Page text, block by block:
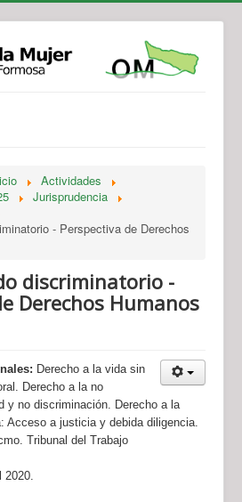
Atención
Actividades
Jurisprudencia
- Perspectiva de Derechos
discriminatorio -
Derechos Humanos
Derecho a la vida sin
Derecho a la no
y no discriminación. Derecho a la
Acceso a justicia y debida diligencia.
Tribunal del Trabajo
2020.